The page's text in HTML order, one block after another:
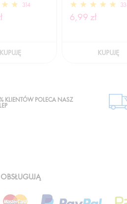
314
KUPUJĘ
6,99 zł
KUPUJĘ
KLIENTÓW POLECA NASZ